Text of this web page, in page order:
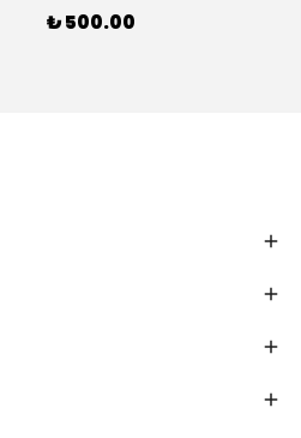
₺ 500.00